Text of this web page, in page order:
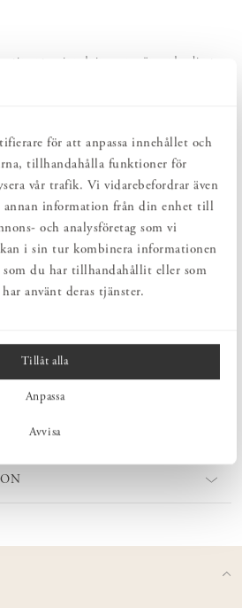
för att anpassa innehållet och
tillhandahålla funktioner för
vår trafik. Vi vidarebefordrar även
annan information från din enhet till
och analysföretag som vi
kan i sin tur kombinera informationen
du har tillhandahållit eller som
använt deras tjänster.
Tillåt alla
Anpassa
Avvisa
av inredning som gör vardagslivet
möblerna och skapar en harmonisk
i jute, en naturfiber med varm ton och
ger mattan en naturlig karaktär och
att ligga stadigt på golvet.